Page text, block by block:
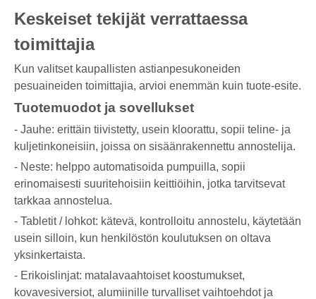
Keskeiset tekijät verrattaessa
toimittajia
Kun valitset kaupallisten astianpesukoneiden
pesuaineiden toimittajia, arvioi enemmän kuin tuote-esite.
Tuotemuodot ja sovellukset
- Jauhe: erittäin tiivistetty, usein kloorattu, sopii teline- ja
kuljetinkoneisiin, joissa on sisäänrakennettu annostelija.
- Neste: helppo automatisoida pumpuilla, sopii
erinomaisesti suuritehoisiin keittiöihin, jotka tarvitsevat
tarkkaa annostelua.
- Tabletit / lohkot: kätevä, kontrolloitu annostelu, käytetään
usein silloin, kun henkilöstön koulutuksen on oltava
yksinkertaista.
- Erikoislinjat: matalavaahtoiset koostumukset,
kovavesiversiot, alumiinille turvalliset vaihtoehdot ja